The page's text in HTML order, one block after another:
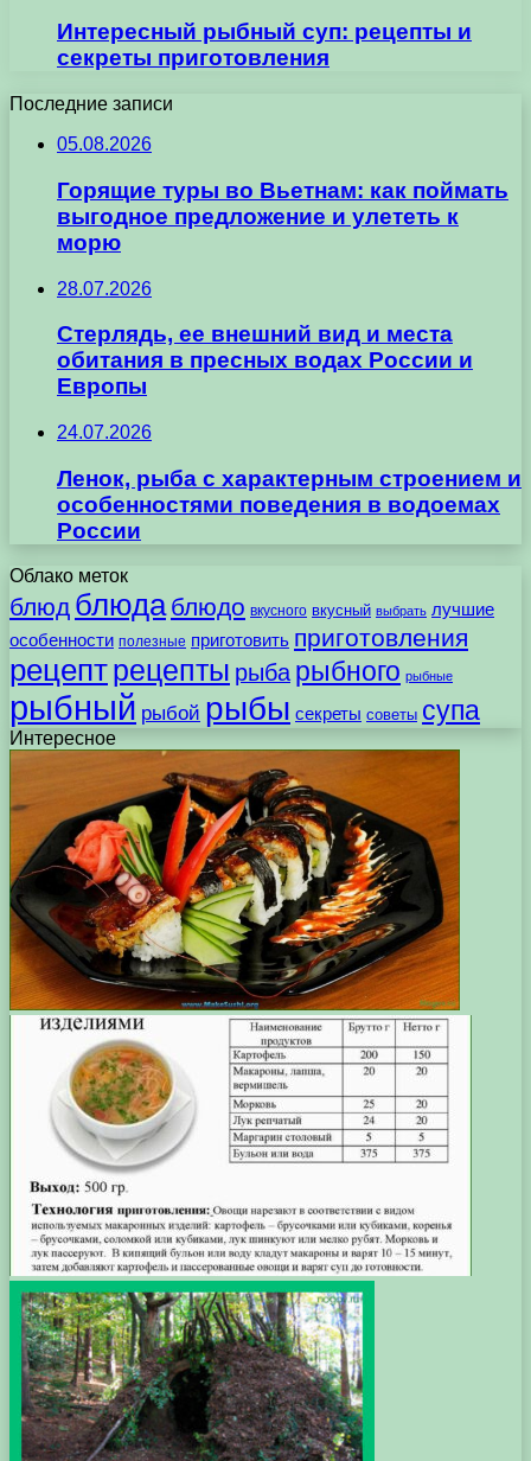
Интересный рыбный суп: рецепты и
секреты приготовления
Последние записи
05.08.2026
Горящие туры во Вьетнам: как поймать
выгодное предложение и улететь к
морю
28.07.2026
Стерлядь, ее внешний вид и места
обитания в пресных водах России и
Европы
24.07.2026
Ленок, рыба с характерным строением и
особенностями поведения в водоемах
России
Облако меток
блюд блюда блюдо вкусного вкусный выбрать лучшие
особенности полезные приготовить приготовления
рецептрецепты рыба рыбного рыбные
рыбный рыбой рыбы секреты советы супа
Интересное